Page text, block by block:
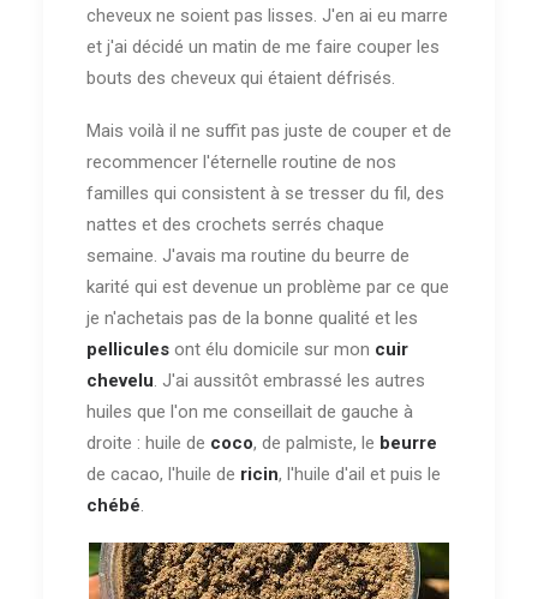
cheveux ne soient pas lisses. J'en ai eu marre
et j'ai décidé un matin de me faire couper les
bouts des cheveux qui étaient défrisés.
Mais voilà il ne suffit pas juste de couper et de
recommencer l'éternelle routine de nos
familles qui consistent à se tresser du fil, des
nattes et des crochets serrés chaque
semaine. J'avais ma routine du beurre de
karité qui est devenue un problème par ce que
je n'achetais pas de la bonne qualité et les
pellicules ont élu domicile sur mon cuir
chevelu. J'ai aussitôt embrassé les autres
huiles que l'on me conseillait de gauche à
droite : huile de coco, de palmiste, le beurre
de cacao, l'huile de ricin, l'huile d'ail et puis le
chébé.